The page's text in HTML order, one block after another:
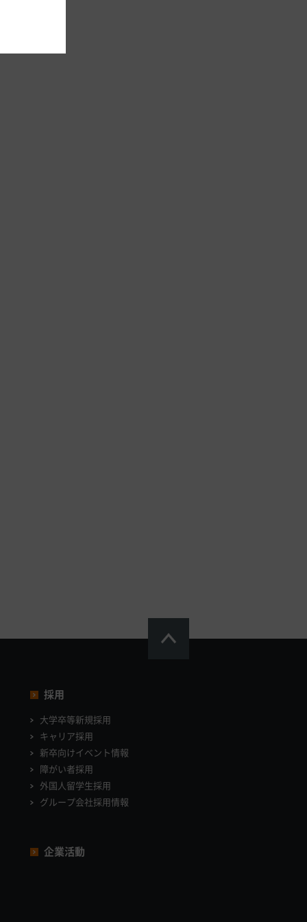
採用
大学卒等新規採用
キャリア採用
新卒向けイベント情報
障がい者採用
外国人留学生採用
グループ会社採用情報
企業活動